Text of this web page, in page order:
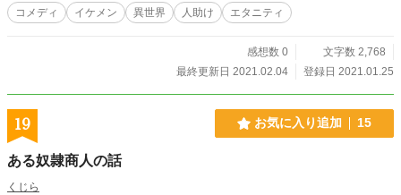
コメディ イケメン 異世界 人助け エタニティ
感想数 0
文字数 2,768
最終更新日 2021.02.04
登録日 2021.01.25
19 お気に入り追加 15
ある奴隷商人の話
くじら